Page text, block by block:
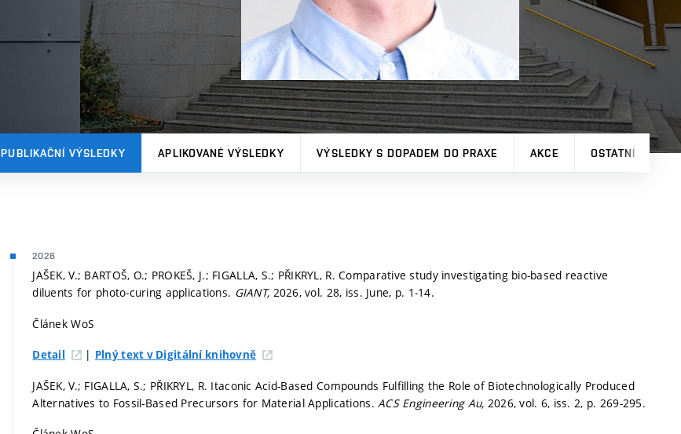
PUBLIKAČNÍ VÝSLEDKY APLIKOVANÉ VÝSLEDKY VÝSLEDKY S DOPADEM DO PRAXE AKCE OSTATNÍ
2026
JAŠEK, V.; BARTOŠ, O.; PROKEŠ, J.; FIGALLA, S.; PŘIKRYL, R. Comparative study investigating bio-based reactive
diluents for photo-curing applications. GIANT, 2026, vol. 28, iss. June, p. 1-14.
Článek WoS
Detail | Plný text v Digitální knihovně
JAŠEK, V.; FIGALLA, S.; PŘIKRYL, R. Itaconic Acid-Based Compounds Fulfilling the Role of Biotechnologically Produced
Alternatives to Fossil-Based Precursors for Material Applications.ACS Engineering Au, 2026, vol. 6, iss. 2, p. 269-295.